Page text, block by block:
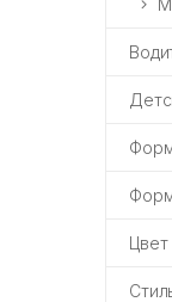
Цвет